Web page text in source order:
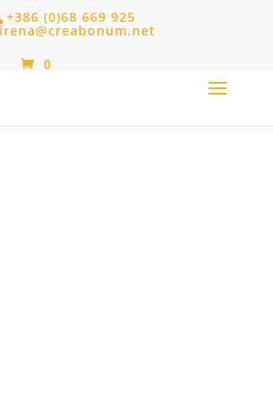
+386 (0)68 669 925
irena@creabonum.net
0